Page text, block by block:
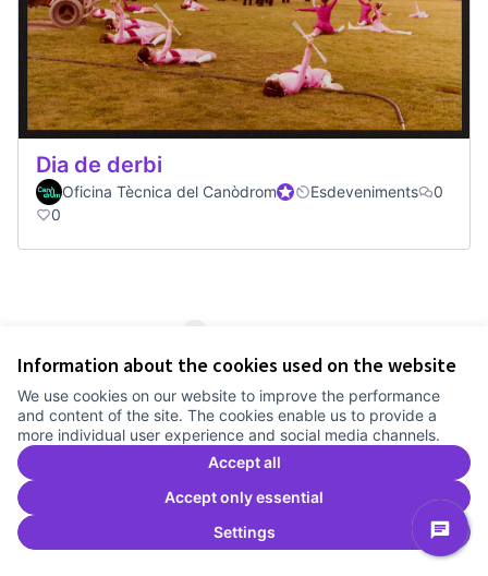
Information about the cookies used on the website
We use cookies on our website to improve the performance
and content of the site. The cookies enable us to provide a
more individual user experience and social media channels.
Accept all
Accept only essential
Settings
Dia de derbi
Oficina Tècnica del CanòdromOfficial participant
Esdeveniments
0
0
Results per page: 25
See all withdrawn proposals